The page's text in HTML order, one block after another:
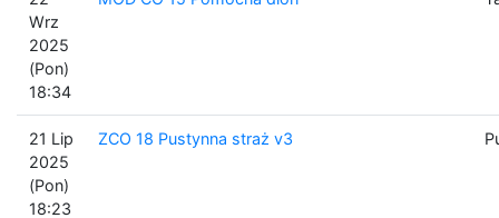
Wrz
2025
(Pon)
18:34
21 Lip
2025
(Pon)
18:23
ZCO 18 Pustynna straż v3